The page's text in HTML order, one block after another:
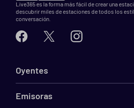
Live365 es la forma más fácil de crear una
descubrir miles de estaciones de todos los
conversación.
Oyentes
Emisoras